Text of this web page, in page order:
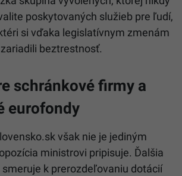
ostro kritizoval historické väzby v
Upozornil, že kým poctivo
inovácie majú potenciál
rokov za vlád Smeru ukázala
– systémovú korupciu.
miliardových IT tendroch
skupina vyvolených, ktorej nikdy
poskytovaných služieb pre ľudí,
si vďaka legislatívnym zmenám